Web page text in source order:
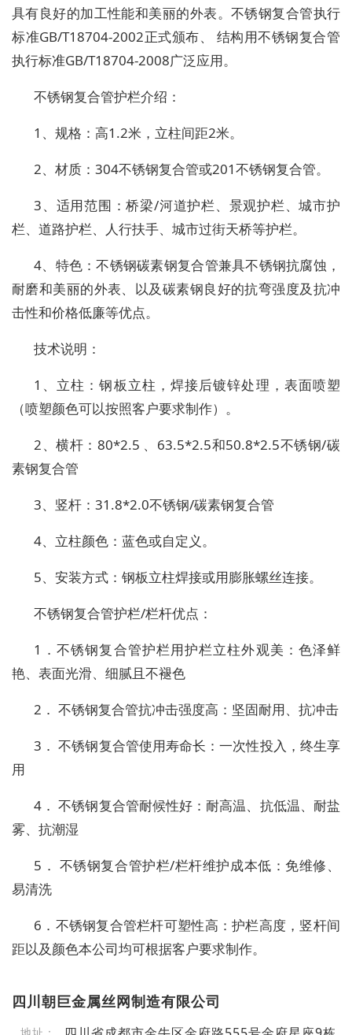
具有良好的加工性能和美丽的外表。不锈钢复合管执行
标准GB/T18704-2002正式颁布、 结构用不锈钢复合管
执行标准GB/T18704-2008广泛应用。
不锈钢复合管护栏介绍：
1、规格：高1.2米，立柱间距2米。
2、材质：304不锈钢复合管或201不锈钢复合管。
3、适用范围：桥梁/河道护栏、景观护栏、城市护
栏、道路护栏、人行扶手、城市过街天桥等护栏。
4、特色：不锈钢碳素钢复合管兼具不锈钢抗腐蚀，
耐磨和美丽的外表、以及碳素钢良好的抗弯强度及抗冲
击性和价格低廉等优点。
技术说明：
1、立柱：钢板立柱，焊接后镀锌处理，表面喷塑
（喷塑颜色可以按照客户要求制作）。
2、横杆：80*2.5 、63.5*2.5和50.8*2.5不锈钢/碳
素钢复合管
3、竖杆：31.8*2.0不锈钢/碳素钢复合管
4、立柱颜色：蓝色或自定义。
5、安装方式：钢板立柱焊接或用膨胀螺丝连接。
不锈钢复合管护栏/栏杆优点：
1．不锈钢复合管护栏用护栏立柱外观美：色泽鲜
艳、表面光滑、细腻且不褪色
2． 不锈钢复合管抗冲击强度高：坚固耐用、抗冲击
3． 不锈钢复合管使用寿命长：一次性投入，终生享
用
4． 不锈钢复合管耐候性好：耐高温、抗低温、耐盐
雾、抗潮湿
5． 不锈钢复合管护栏/栏杆维护成本低：免维修、
易清洗
6．不锈钢复合管栏杆可塑性高：护栏高度，竖杆间
距以及颜色本公司均可根据客户要求制作。
四川朝巨金属丝网制造有限公司